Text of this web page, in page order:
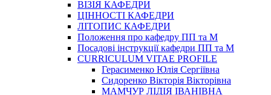
ВІЗІЯ КАФЕДРИ
ЦІННОСТІ КАФЕДРИ
ЛІТОПИС КАФЕДРИ
Положення про кафедру ПП та М
Посадові інструкції кафедри ПП та М
CURRICULUM VITAE PROFILE
Герасименко Юлія Сергіївна
Сидоренко Вікторія Вікторівна
МАМЧУР ЛІДІЯ ІВАНІВНА